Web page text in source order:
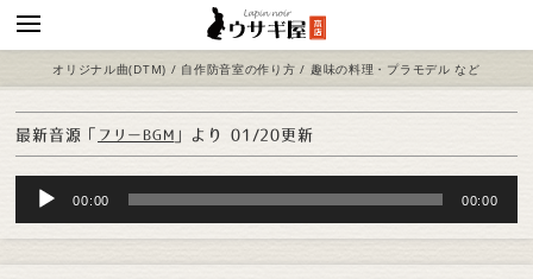
オリジナル曲(DTM) / 自作防音室の作り方 / 趣味の料理・プラモデル など
最新音源「 フリーBGM 」より 01/20更新
Audio
Player
00:00 00:00